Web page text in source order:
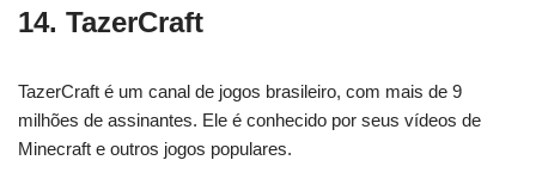
14. TazerCraft
TazerCraft é um canal de jogos brasileiro, com mais de 9
milhões de assinantes. Ele é conhecido por seus vídeos de
Minecraft e outros jogos populares.